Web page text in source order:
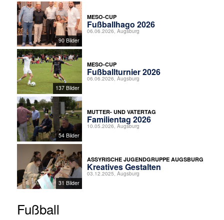
90 Bilder
MESO-CUP
Fußballhago 2026
06.06.2026, Augsburg
137 Bilder
MESO-CUP
Fußballturnier 2026
06.06.2026, Augsburg
54 Bilder
MUTTER- UND VATERTAG
Familientag 2026
10.05.2026, Augsburg
31 Bilder
ASSYRISCHE JUGENDGRUPPE AUGSBURG
Kreatives Gestalten
03.12.2025, Augsburg
Fußball